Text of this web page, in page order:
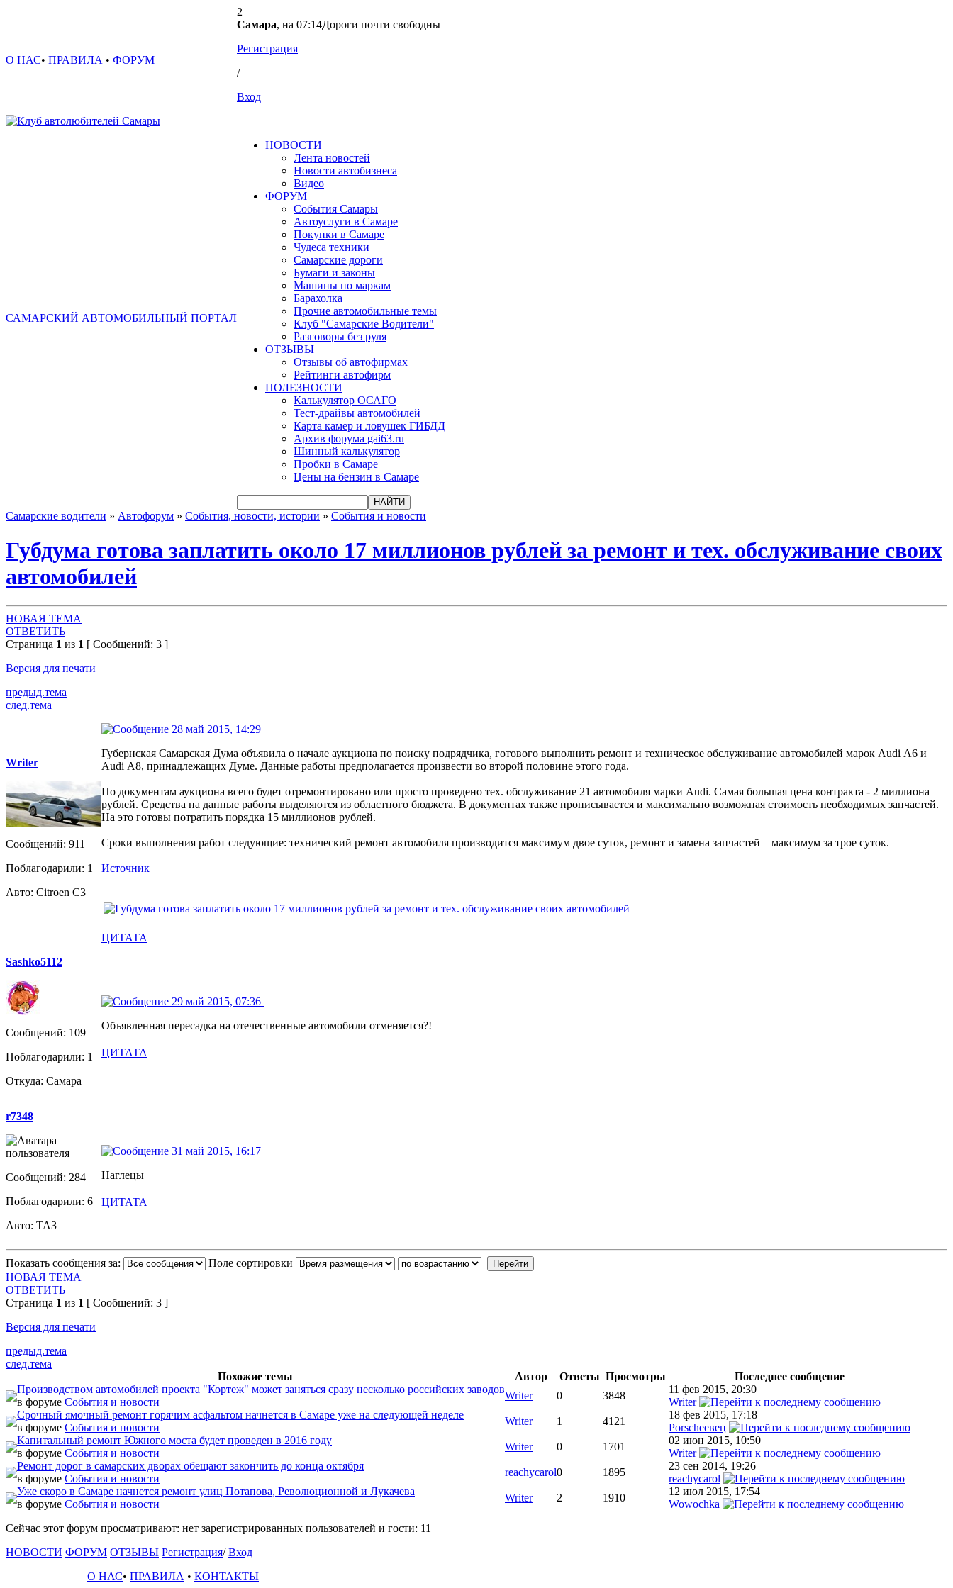
О НАС• ПРАВИЛА • ФОРУМ
2
Самара, на 07:14Дороги почти свободны
Регистрация
/
Вход
САМАРСКИЙ АВТОМОБИЛЬНЫЙ ПОРТАЛ
НОВОСТИ
Лента новостей
Новости автобизнеса
Видео
ФОРУМ
События Самары
Автоуслуги в Самаре
Покупки в Самаре
Чудеса техники
Самарские дороги
Бумаги и законы
Машины по маркам
Барахолка
Прочие автомобильные темы
Клуб "Самарские Водители"
Разговоры без руля
ОТЗЫВЫ
Отзывы об автофирмах
Рейтинги автофирм
ПОЛЕЗНОСТИ
Калькулятор ОСАГО
Тест-драйвы автомобилей
Карта камер и ловушек ГИБДД
Архив форума gai63.ru
Шинный калькулятор
Пробки в Самаре
Цены на бензин в Самаре
Самарские водители » Автофорум » События, новости, истории » События и новости
Губдума готова заплатить около 17 миллионов рублей за ремонт и тех. обслуживание своих
автомобилей
НОВАЯ ТЕМА
ОТВЕТИТЬ
Страница 1 из 1 [ Сообщений: 3 ]
Версия для печати
предыд.тема
след.тема
Writer
Сообщений: 911
Поблагодарили: 1
Авто: Citroen C3
28 май 2015, 14:29
Губернская Самарская Дума объявила о начале аукциона по поиску подрядчика, готового выполнить ремонт и техническое обслуживание автомобилей марок Audi А6 и
Audi А8, принадлежащих Думе. Данные работы предполагается произвести во второй половине этого года.
По документам аукциона всего будет отремонтировано или просто проведено тех. обслуживание 21 автомобиля марки Audi. Самая большая цена контракта - 2 миллиона
рублей. Средства на данные работы выделяются из областного бюджета. В документах также прописывается и максимально возможная стоимость необходимых запчастей.
На это готовы потратить порядка 15 миллионов рублей.
Сроки выполнения работ следующие: технический ремонт автомобиля производится максимум двое суток, ремонт и замена запчастей – максимум за трое суток.
Источник
ЦИТАТА
Sashko5112
Сообщений: 109
Поблагодарили: 1
Откуда: Самара
29 май 2015, 07:36
Объявленная пересадка на отечественные автомобили отменяется?!
ЦИТАТА
r7348
Сообщений: 284
Поблагодарили: 6
Авто: ТАЗ
31 май 2015, 16:17
Наглецы
ЦИТАТА
Показать сообщения за:
Поле сортировки
НОВАЯ ТЕМА
ОТВЕТИТЬ
Страница 1 из 1 [ Сообщений: 3 ]
Версия для печати
предыд.тема
след.тема
Похожие темы
Автор Ответы Просмотры
Последнее сообщение
Производством автомобилей проекта "Кортеж" может заняться сразу несколько российских заводов
в форуме События и новости
Writer 0 3848
11 фев 2015, 20:30
Writer
Срочный ямочный ремонт горячим асфальтом начнется в Самаре уже на следующей неделе
в форуме События и новости
Writer 1 4121
18 фев 2015, 17:18
Porscheeвец
Капитальный ремонт Южного моста будет проведен в 2016 году
в форуме События и новости
Writer 0 1701
02 июн 2015, 10:50
Writer
Ремонт дорог в самарских дворах обещают закончить до конца октября
в форуме События и новости
reachycarol0 1895
23 сен 2014, 19:26
reachycarol
Уже скоро в Самаре начнется ремонт улиц Потапова, Революционной и Лукачева
в форуме События и новости
Writer 2 1910
12 июл 2015, 17:54
Wowochka
Сейчас этот форум просматривают: нет зарегистрированных пользователей и гости: 11
НОВОСТИ ФОРУМ ОТЗЫВЫ Регистрация/ Вход
О НАС• ПРАВИЛА • КОНТАКТЫ